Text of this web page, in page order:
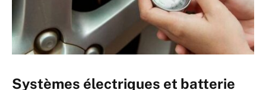
Systèmes électriques et batterie